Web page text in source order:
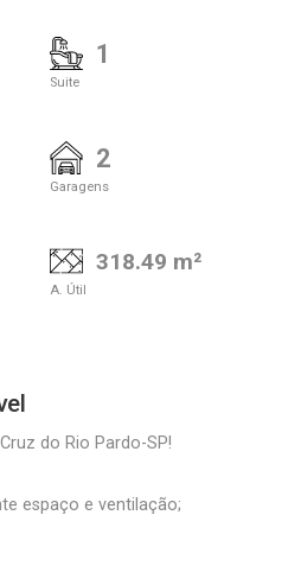
1
Suite
2
Garagens
318.49 m²
A. Útil
do Rio Pardo-SP!
espaço e ventilação;